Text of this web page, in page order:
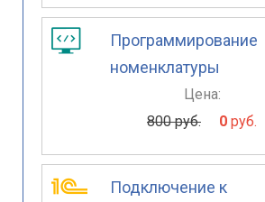
Программирование
номенклатуры
Цена:
800 руб.
0 руб.
Подключение к